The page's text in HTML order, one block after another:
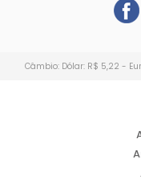
Câmbio: Dólar: R$ 5,22 -